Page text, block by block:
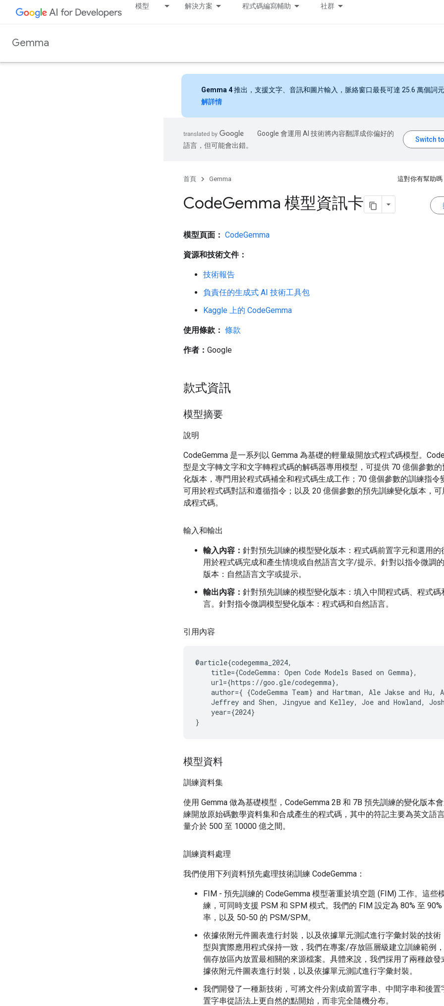
模型 解決方案 程式碼編寫輔助 社群
Gemma
Gemma 4推出，支援文字、音訊和圖片輸入，脈絡窗口最長可達 25.6 萬個詞元
解詳情
Google 會運用 AI 技術將內容翻譯成你偏好的
語言，但可能會出錯。
首頁 Gemma 這對你有幫助嗎
CodeGemma 模型資訊卡
模型頁面： CodeGemma
資源和技術文件：
技術報告
負責任的生成式 AI 技術工具包
Kaggle 上的 CodeGemma
使用條款： 條款
作者： Google
款式資訊
模型摘要
說明
CodeGemma 是一系列以 Gemma 為基礎的輕量級開放式程式碼模型。
型是文字轉文字和文字轉程式碼的解碼器專用模型，可提供 70 億個參數
化版本，專門用於程式碼補全和程式碼生成工作；70 億個參數的訓練指令
可用於程式碼對話和遵循指令；以及 20 億個參數的預先訓練變化版本，
成程式碼。
輸入和輸出
輸入內容： 針對預先訓練的模型變化版本：程式碼前置字元和選用的
用於程式碼完成和產生情境或自然語言文字/提示。針對以指令微調
版本：自然語言文字或提示。
輸出內容： 針對預先訓練的模型變化版本：填入中間程式碼、程式碼
言。針對指令微調模型變化版本：程式碼和自然語言。
引用內容
@article{codegemma_2024,
    title={CodeGemma: Open Code Models Based on Gemma},
    url={https://goo.gle/codegemma},
author={ {CodeGemma Team} and Hartman, Ale Jakse and Hu,
Jeffrey and Shen, Jingyue and Kelley, Joe and Howland,
    year={2024}
模型資料
訓練資料集
使用 Gemma 做為基礎模型，CodeGemma 2B 和 7B 預先訓練的變化版本
練開放原始碼數學資料集和合成產生的程式碼，其中的符記主要為英文語
量介於 500 至 10000 億之間。
訓練資料處理
我們使用下列資料預先處理技術訓練 CodeGemma：
FIM - 預先訓練的 CodeGemma 模型著重於填空題 (FIM) 工作。這些
練，可同時支援 PSM 和 SPM 模式。我們的 FIM 設定為 80% 至
率，以及 50-50 的 PSM/SPM。
依據依附元件圖表進行封裝，以及依據單元測試進行字彙封裝的技術
型與實際應用程式保持一致，我們在專案/存放區層級建立訓練範例
個存放區內放置最相關的來源檔案。具體來說，我們採用了兩種啟發
據依附元件圖表進行封裝，以及依據單元測試進行字彙封裝。
我們開發了一種新技術，可將文件分割成前置字串、中間字串和後置
置字串從語法上更自然的點開始，而非完全隨機分布。